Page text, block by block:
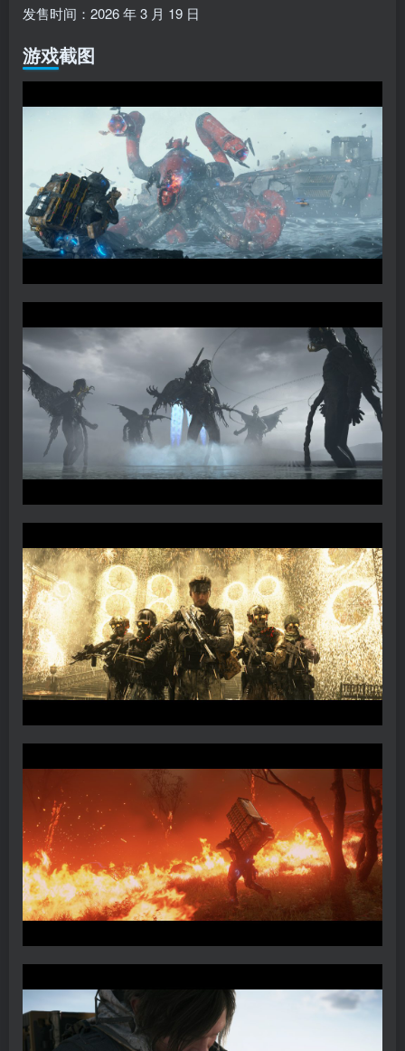
发售时间：2026 年 3 月 19 日
游戏截图